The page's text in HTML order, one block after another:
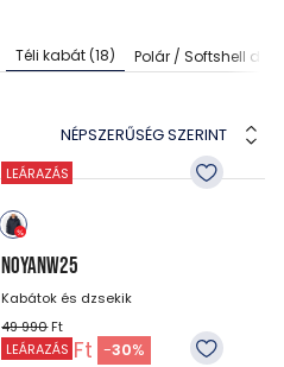
Téli kabát(18) Polár / Softshell
NÉPSZERŰSÉG SZERINT
LEÁRAZÁS
NOYANW25
Kabátok és dzsekik
49 990Ft
34 990 Ft -30%
LEÁRAZÁS